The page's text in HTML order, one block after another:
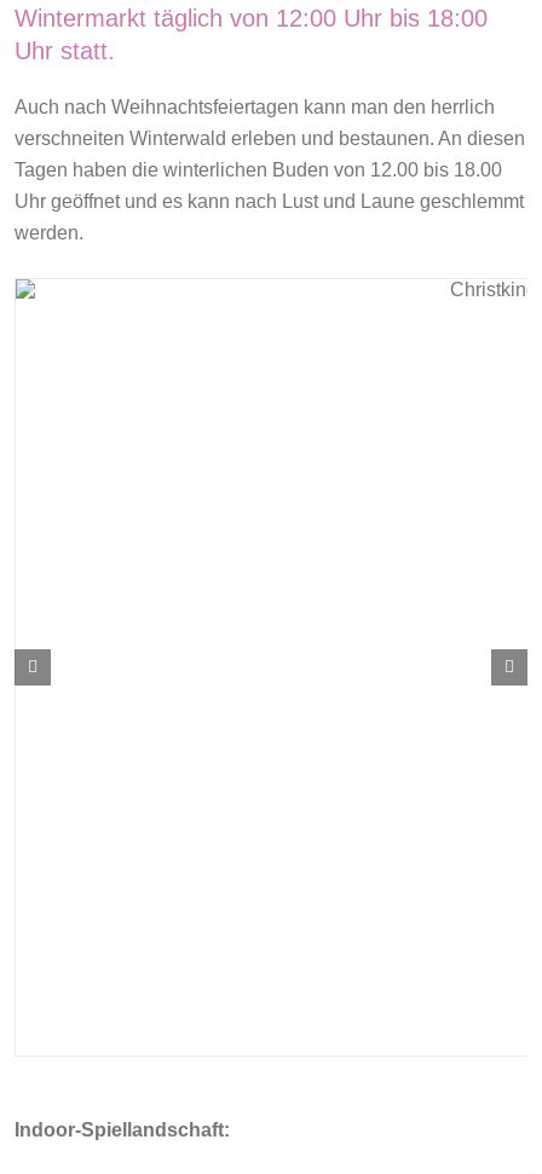
Wintermarkt täglich von 12:00 Uhr bis 18:00
Uhr statt.
Auch nach Weihnachtsfeiertagen kann man den herrlich
verschneiten Winterwald erleben und bestaunen. An diesen
Tagen haben die winterlichen Buden von 12.00 bis 18.00
Uhr geöffnet und es kann nach Lust und Laune geschlemmt
werden.
Indoor-Spiellandschaft: